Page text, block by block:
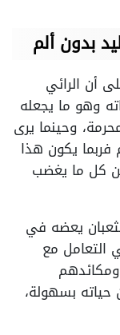
بدون ألم
أن الرائي
وهو ما يجعله
وحينما يرى
فربما يكون هذا
عن كل ما يغضب
يعضه في
التعامل مع
بسهولة،